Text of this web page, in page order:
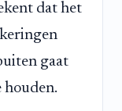
dat het
gaat
houden.